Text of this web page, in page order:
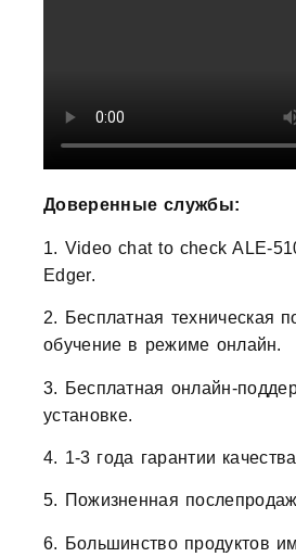
Доверенные службы:
1. Video chat to check ALE-
Edger.
2. Бесплатная техническая
обучение в режиме онлайн.
3. Бесплатная онлайн-
установке.
4. 1-3 года гарантии
5. Пожизненная
6. Большинство продуктов